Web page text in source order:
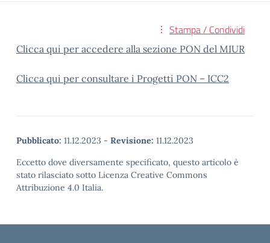
Stampa / Condividi
Clicca qui per accedere alla sezione PON del MIUR
Clicca qui per consultare i Progetti PON – ICC2
Pubblicato: 11.12.2023 - Revisione: 11.12.2023
Eccetto dove diversamente specificato, questo articolo è
stato rilasciato sotto Licenza Creative Commons
Attribuzione 4.0 Italia.